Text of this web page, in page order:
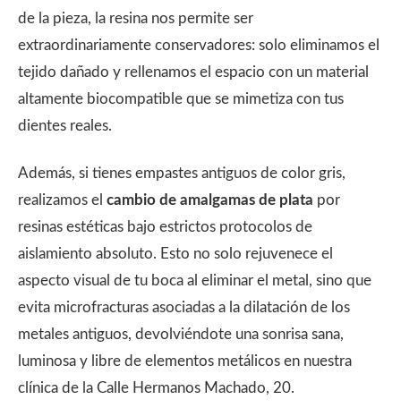
de la pieza, la resina nos permite ser
extraordinariamente conservadores: solo eliminamos el
tejido dañado y rellenamos el espacio con un material
altamente biocompatible que se mimetiza con tus
dientes reales.
Además, si tienes empastes antiguos de color gris,
realizamos el cambio de amalgamas de plata por
resinas estéticas bajo estrictos protocolos de
aislamiento absoluto. Esto no solo rejuvenece el
aspecto visual de tu boca al eliminar el metal, sino que
evita microfracturas asociadas a la dilatación de los
metales antiguos, devolviéndote una sonrisa sana,
luminosa y libre de elementos metálicos en nuestra
clínica de la Calle Hermanos Machado, 20.